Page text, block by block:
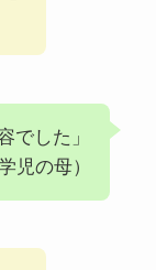
でした」
児の母）